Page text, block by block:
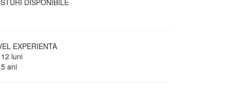
DISPONIBILE
EXPERIENTA
luni
ani